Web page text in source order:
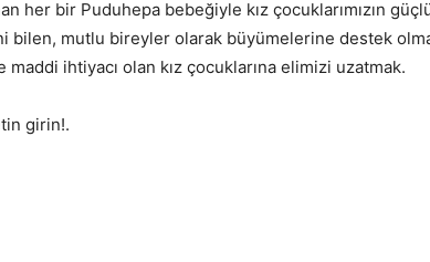
her bir Puduhepa bebeğiyle kız çocuklarımızın
bilen, mutlu bireyler olarak büyümelerine destek
maddi ihtiyacı olan kız çocuklarına elimizi uzatmak.